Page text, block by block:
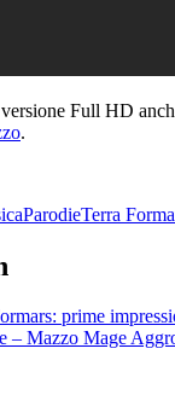
Full HD
.
ParodieTerra
prime
– Mazzo Mage